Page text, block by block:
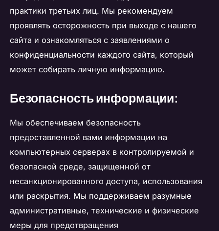
практики третьих лиц. Мы рекомендуем
проявлять осторожность при выходе с нашего
сайта и ознакомляться с заявлениями о
конфиденциальности каждого сайта, который
может собирать личную информацию.
Безопасность информации:
Мы обеспечиваем безопасность
предоставленной вами информации на
компьютерных серверах в контролируемой и
безопасной среде, защищенной от
несанкционированного доступа, использования
или раскрытия. Мы поддерживаем разумные
административные, технические и физические
меры для предотвращения